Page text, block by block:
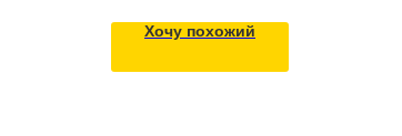
одежды. Встроенный под
потолок в нишу в спальне.
Хочу похожий